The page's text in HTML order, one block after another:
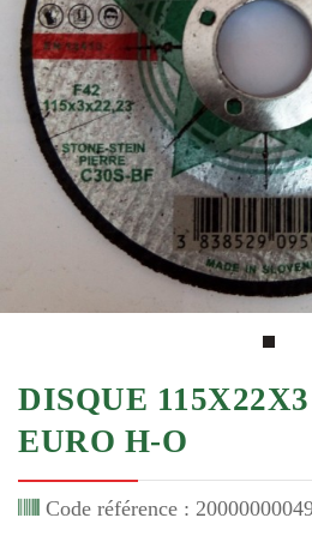
DISQUE
EURO H-O
Code référence :